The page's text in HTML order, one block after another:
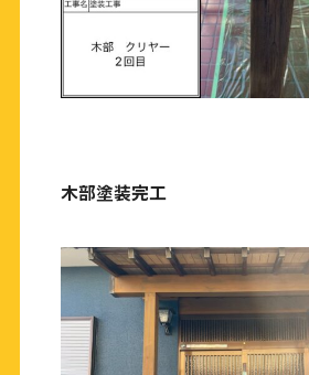
木部塗装完工